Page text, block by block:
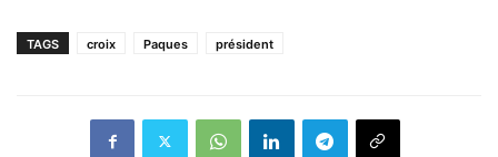
TAGS croix Paques président